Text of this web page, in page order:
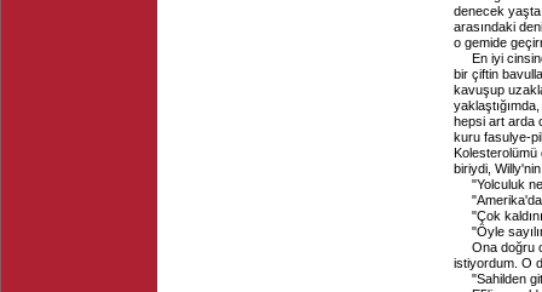
denecek
arasındaki
o gemide
En iyi
bir çiftin
kavuşup
hepsi art arda
kuru fasulye-
Kolesterolümü
biriydi,
"Yolculuk
"Çok
"Öyle
Ona doğru
istiyordum. O
"Sahilden